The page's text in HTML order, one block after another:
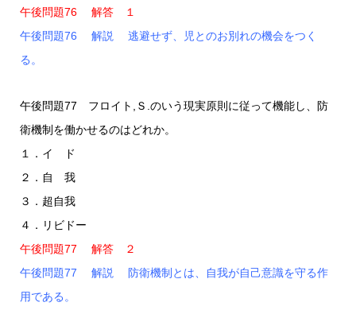
午後問題76 解答 １
午後問題76 解説 逃避せず、児とのお別れの機会をつく
る。
午後問題77 フロイト,Ｓ.のいう現実原則に従って機能し、防
衛機制を働かせるのはどれか。
１．イ ド
２．自 我
３．超自我
４．リビドー
午後問題77 解答 ２
午後問題77 解説 防衛機制とは、自我が自己意識を守る作
用である。